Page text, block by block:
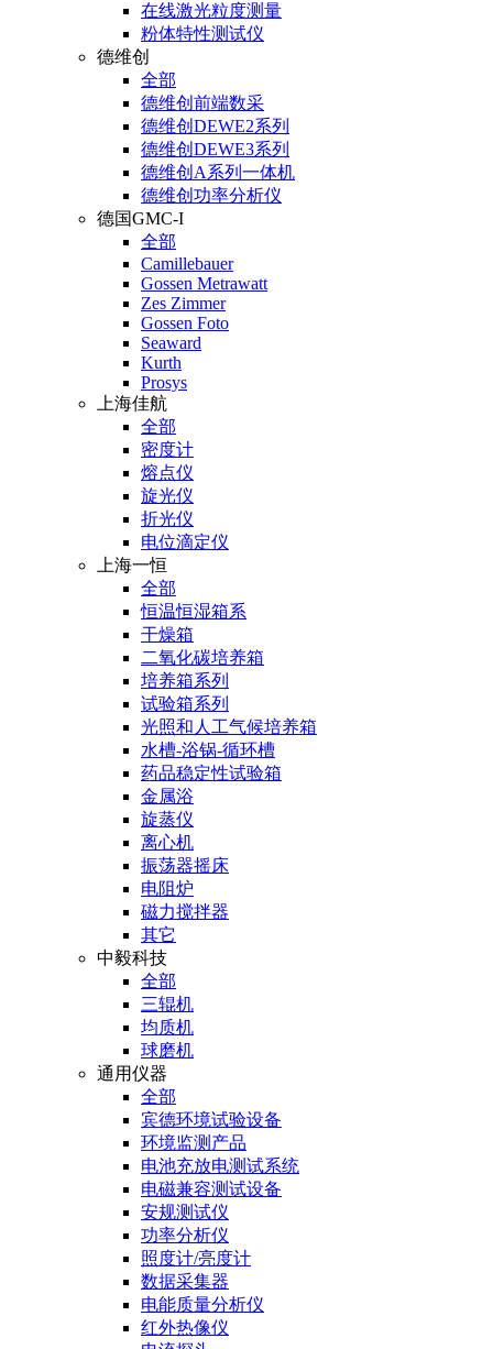
在线激光粒度测量
粉体特性测试仪
德维创
全部
德维创前端数采
德维创DEWE2系列
德维创DEWE3系列
德维创A系列一体机
德维创功率分析仪
德国GMC-I
全部
Camillebauer
Gossen Metrawatt
Zes Zimmer
Gossen Foto
Seaward
Kurth
Prosys
上海佳航
全部
密度计
熔点仪
旋光仪
折光仪
电位滴定仪
上海一恒
全部
恒温恒湿箱系
干燥箱
二氧化碳培养箱
培养箱系列
试验箱系列
光照和人工气候培养箱
水槽-浴锅-循环槽
药品稳定性试验箱
金属浴
旋蒸仪
离心机
振荡器摇床
电阻炉
磁力搅拌器
其它
中毅科技
全部
三辊机
均质机
球磨机
通用仪器
全部
宾德环境试验设备
环境监测产品
电池充放电测试系统
电磁兼容测试设备
安规测试仪
功率分析仪
照度计/亮度计
数据采集器
电能质量分析仪
红外热像仪